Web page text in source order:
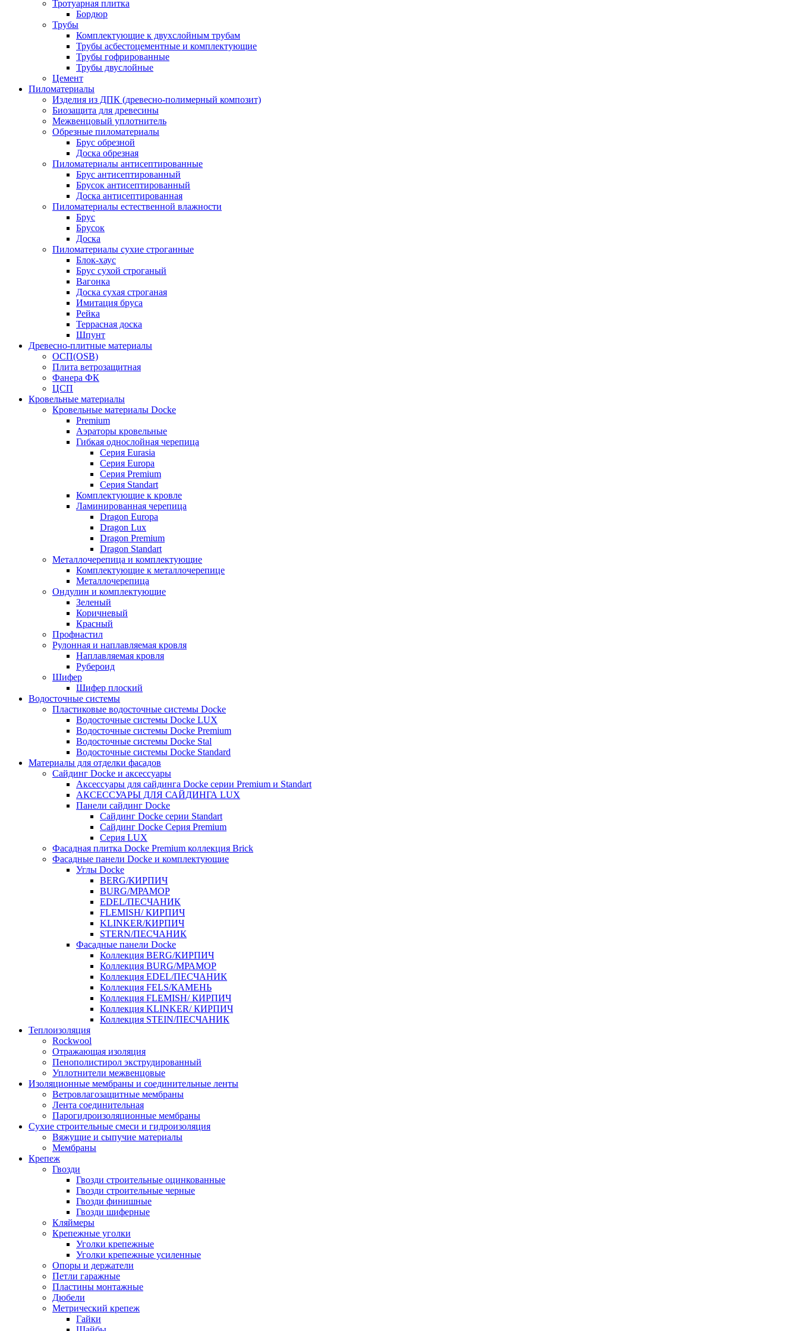
Тротуарная плитка
Бордюр
Трубы
Комплектующие к двухслойным трубам
Трубы асбестоцементные и комплектующие
Трубы гофрированные
Трубы двуслойные
Цемент
Пиломатериалы
Изделия из ДПК (древесно-полимерный композит)
Биозащита для древесины
Межвенцовый уплотнитель
Обрезные пиломатериалы
Брус обрезной
Доска обрезная
Пиломатериалы антисептированные
Брус антисептированный
Брусок антисептированный
Доска антисептированная
Пиломатериалы естественной влажности
Брус
Брусок
Доска
Пиломатериалы сухие строганные
Блок-хаус
Брус сухой строганый
Вагонка
Доска сухая строганая
Имитация бруса
Рейка
Террасная доска
Шпунт
Древесно-плитные материалы
ОСП(OSB)
Плита ветрозащитная
Фанера ФК
ЦСП
Кровельные материалы
Кровельные материалы Docke
Premium
Аэраторы кровельные
Гибкая однослойная черепица
Серия Eurasia
Серия Europa
Серия Premium
Серия Standart
Комплектующие к кровле
Ламинированная черепица
Dragon Europa
Dragon Lux
Dragon Premium
Dragon Standart
Металлочерепица и комплектующие
Комплектующие к металлочерепице
Металлочерепица
Ондулин и комплектующие
Зеленый
Коричневый
Красный
Профнастил
Рулонная и наплавляемая кровля
Наплавляемая кровля
Рубероид
Шифер
Шифер плоский
Водосточные системы
Пластиковые водосточные системы Docke
Водосточные системы Docke LUX
Водосточные системы Docke Premium
Водосточные системы Docke Stal
Водосточные системы Docke Standard
Материалы для отделки фасадов
Сайдинг Docke и аксессуары
Аксессуары для сайдинга Docke серии Premium и Standart
АКСЕССУАРЫ ДЛЯ САЙДИНГА LUX
Панели сайдинг Docke
Cайдинг Docke серии Standart
Сайдинг Docke Серия Premium
Серия LUX
Фасадная плитка Docke Premium коллекция Brick
Фасадные панели Docke и комплектующие
Углы Docke
BERG/КИРПИЧ
BURG/МРАМОР
EDEL/ПЕСЧАНИК
FLEMISH/ КИРПИЧ
KLINKER/КИРПИЧ
STERN/ПЕСЧАНИК
Фасадные панели Docke
Коллекция BERG/КИРПИЧ
Коллекция BURG/МРАМОР
Коллекция EDEL/ПЕСЧАНИК
Коллекция FELS/КАМЕНЬ
Коллекция FLEMISH/ КИРПИЧ
Коллекция KLINKER/ КИРПИЧ
Коллекция STEIN/ПЕСЧАНИК
Теплоизоляция
Rockwool
Отражающая изоляция
Пенополистирол экструдированный
Уплотнители межвенцовые
Изоляционные мембраны и соединительные ленты
Ветровлагозащитные мембраны
Лента соединительная
Парогидроизоляционные мембраны
Сухие строительные смеси и гидроизоляция
Вяжущие и сыпучие материалы
Мембраны
Крепеж
Гвозди
Гвозди строительные оцинкованные
Гвозди строительные черные
Гвозди финишные
Гвозди шиферные
Кляймеры
Крепежные уголки
Уголки крепежные
Уголки крепежные усиленные
Опоры и держатели
Петли гаражные
Пластины монтажные
Дюбели
Метрический крепеж
Гайки